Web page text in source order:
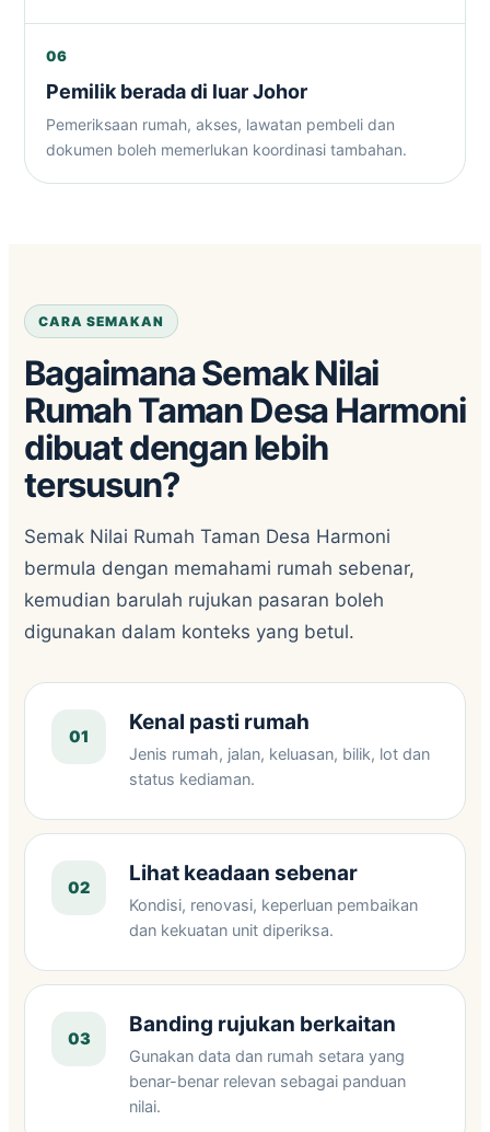
06
Pemilik berada di luar Johor
Pemeriksaan rumah, akses, lawatan pembeli dan
dokumen boleh memerlukan koordinasi tambahan.
CARA SEMAKAN
Bagaimana Semak Nilai
Rumah Taman Desa Harmoni
dibuat dengan lebih
tersusun?
Semak Nilai Rumah Taman Desa Harmoni
bermula dengan memahami rumah sebenar,
kemudian barulah rujukan pasaran boleh
digunakan dalam konteks yang betul.
01
Kenal pasti rumah
Jenis rumah, jalan, keluasan, bilik, lot dan
status kediaman.
02
Lihat keadaan sebenar
Kondisi, renovasi, keperluan pembaikan
dan kekuatan unit diperiksa.
03
Banding rujukan berkaitan
Gunakan data dan rumah setara yang
benar-benar relevan sebagai panduan
nilai.